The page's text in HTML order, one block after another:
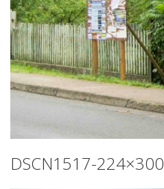
DSCN1517-224×300